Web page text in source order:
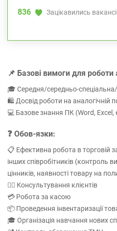
836 Зацікавились
📌 Базові вимоги для роботи
🎓 Середня/середньо-
🛍️ Досвід роботи на аналогічній
💻 Базове знання ПК (Word,
❓ Обов-язки:
📋 Ефективна робота в торговій
інших співробітників (контроль
цінників, наявності товару на
🙋‍♀️ Консультування клієнтів
💳 Робота за касою
📦 Проведення інвентаризації
🎓 Організація навчання нових